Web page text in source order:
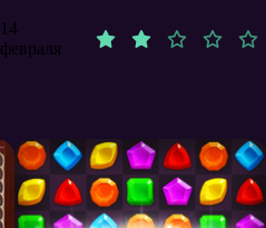
14
февраля